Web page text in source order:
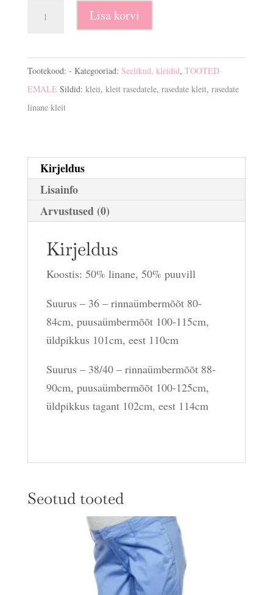
Lisa korvi
Tootekood: - Kategooriad: Seelikud, kleidid, TOOTED
EMALE Sildid: kleit, kleit rasedatele, rasedate kleit, rasedate
linane kleit
Kirjeldus
Lisainfo
Arvustused (0)
Kirjeldus
Koostis: 50% linane, 50% puuvill
Suurus – 36 – rinnaümbermõõt 80-
84cm, puusaümbermõõt 100-115cm,
üldpikkus 101cm, eest 110cm
Suurus – 38/40 – rinnaümbermõõt 88-
90cm, puusaümbermõõt 100-125cm,
üldpikkus tagant 102cm, eest 114cm
Seotud tooted